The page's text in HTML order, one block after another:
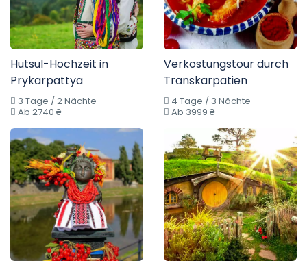
Hutsul-Hochzeit in
Prykarpattya
3 Tage / 2 Nächte
Ab 2740 ₴
Verkostungstour durch
Transkarpatien
4 Tage / 3 Nächte
Ab 3999 ₴